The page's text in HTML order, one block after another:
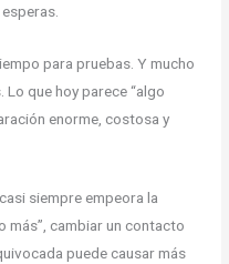
para pruebas. Y mucho
que hoy parece “algo
enorme, costosa y
siempre empeora la
más”, cambiar un contacto
puede causar más